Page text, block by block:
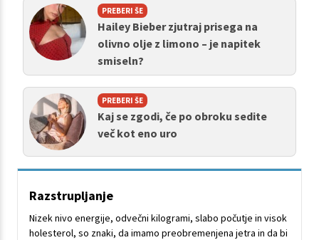
PREBERI ŠE
Hailey Bieber zjutraj prisega na
olivno olje z limono – je napitek
smiseln?
PREBERI ŠE
Kaj se zgodi, če po obroku sedite
več kot eno uro
Razstrupljanje
Nizek nivo energije, odvečni kilogrami, slabo počutje in visok
holesterol, so znaki, da imamo preobremenjena jetra in da bi